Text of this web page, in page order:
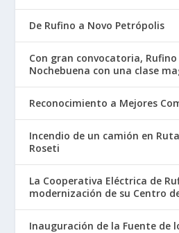
De Rufino a Novo Petrópolis
Con gran convocatoria,
Nochebuena con una clase
Reconocimiento a Mejores
Incendio de un camión en
Roseti
La Cooperativa Eléctrica de
modernización de su Centro
Inauguración de la Fuente de